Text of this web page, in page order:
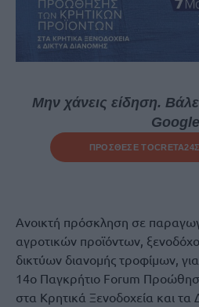
Μην χάνεις είδηση.
Google
ΠΡΟΣΘΕΣΕ ΤΟCRETA24
Ανοικτή πρόσκληση σε
αγροτικών προϊόντων,
δικτύων διανομής τροφίμων,
14ο Παγκρήτιο Forum
στα Κρητικά Ξενοδοχεία και τα